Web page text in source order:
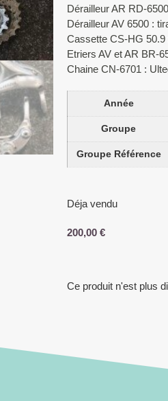
Dérailleur AR RD-6500
Dérailleur AV 6500 :
Cassette CS-HG 50.9
Etriers AV et AR BR-
Chaine CN-6701 :
Année
Groupe
Groupe Référence
Déja vendu
200,00 €
Ce produit n'est plus